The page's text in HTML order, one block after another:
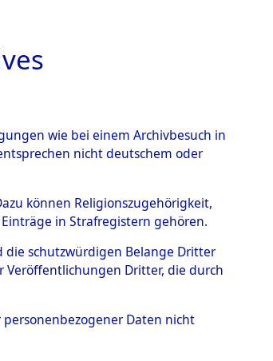
wie bei einem Archivbesuch in
nicht deutschem oder
können Religionszugehörigkeit,
in Strafregistern gehören.
die schutzwürdigen Belange Dritter
Veröffentlichungen Dritter, die durch
Daten nicht